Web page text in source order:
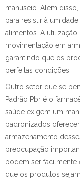
manuseio. Além
para resistir à
alimentos. A
movimentação em
garantindo que os
perfeitas condições.
Outro setor que se
Padrão Pbr é o
saúde exigem um
padronizados
armazenamento
preocupação
podem ser facilmente
que os produtos